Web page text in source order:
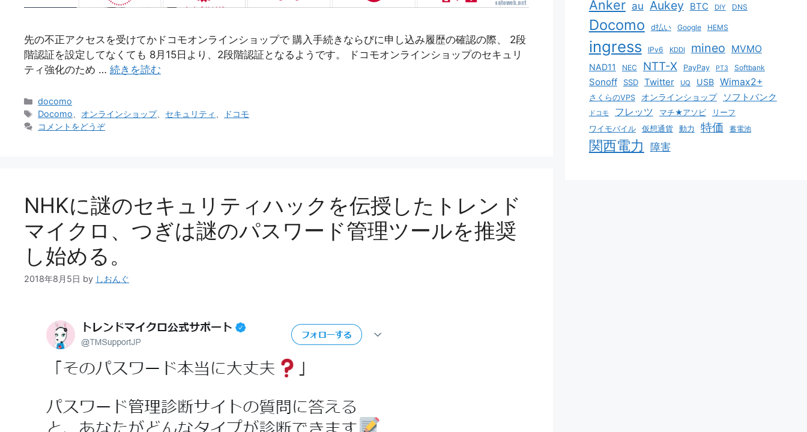
先の不正アクセスを受けてかドコモオンラインショップで 購入手続きならびに申し込み履歴の確認の際、 2段
階認証を設定してなくても 8月15日より、2段階認証となるようです。 ドコモオンラインショップのセキュリ
ティ強化のため … 続きを読む
カ
テ
ゴ
docomo
タ
グ
Docomo オンラインショップ、 セキュリティ
ドコモ
コメントをどうぞ
NHKに謎のセキュリティハックを伝授したトレンド
マイクロ、つぎは謎のパスワード管理ツールを推奨
し始める。
2018年8月5日 by しおんぐ
Anker au Aukey BTC DIY DNS
Docomo d払い Google HEMS
ingress IPv6 KDDI mineo MVMO
NAD11 NEC NTT-X PayPay PT3 Softbank
Sonoff SSD Twitter UQ USB Wimax2+
さくらのVPS オンラインショップ ソフトバンク
ドコモ フレッツ マチ★アソビ
リーフ
ワイモバイル
仮想通貨 動力 特価 蓄電池
関西電力 障害